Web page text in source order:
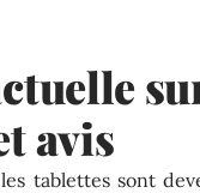
avis
tablettes sont